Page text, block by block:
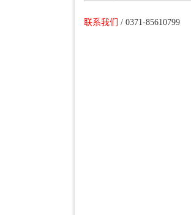
联系我们 / 0371-85610799